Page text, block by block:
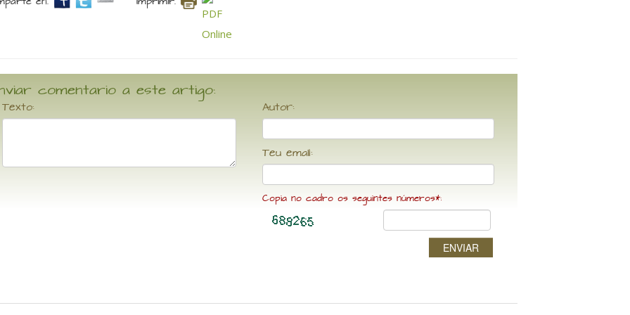
comentario a este artigo:
Texto: Autor:
Teu email:
Copia no cadro os seguintes números*:
ENVIAR